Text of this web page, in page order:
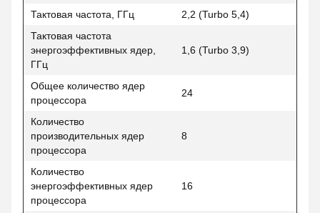
Тактовая частота, ГГц
2,2 (Turbo 5,4)
Тактовая частота
энергоэффективных ядер,
ГГц
1,6 (Turbo 3,9)
Общее количество ядер
процессора
24
Количество
производительных ядер
процессора
8
Количество
энергоэффективных ядер
процессора
16